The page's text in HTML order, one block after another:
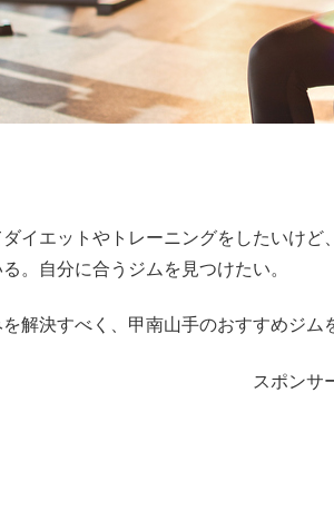
イエットやトレーニングをしたいけ
。自分に合うジムを見つけたい。
解決すべく、甲南山手のおすすめジム
スポンサ